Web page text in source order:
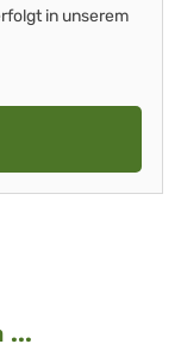
in unserem
...